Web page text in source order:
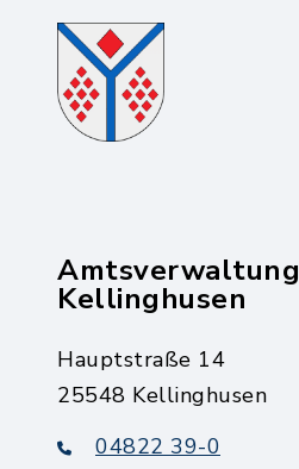
Amtsverwaltung
Kellinghusen
Hauptstraße 14
25548 Kellinghusen
04822 39-0